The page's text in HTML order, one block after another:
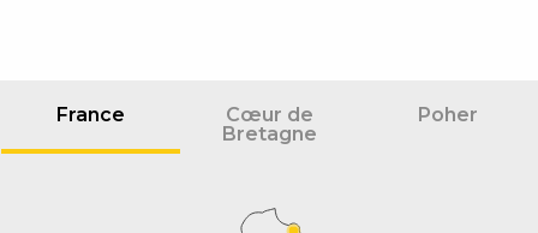
France
Cœur de
Bretagne
Poher